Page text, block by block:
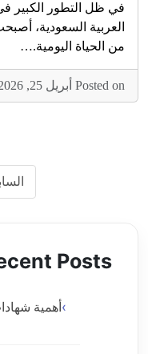
في ظل التطور الكبير
العربية السعودية،
من الحياة اليومية.…
Posted on أبريل 25, 2026
Posts
أهمية